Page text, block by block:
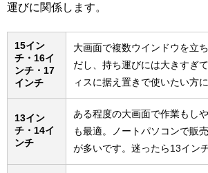
運びに関係します。
15イン
チ・16イ
ンチ・17
インチ
大画面で複数ウインドウを立
だし、持ち運びには大きすぎ
ィスに据え置きで使いたい方
13イン
チ・14イ
ンチ
ある程度の大画面で作業もし
も最適。ノートパソコンで販
が多いです。迷ったら13イン